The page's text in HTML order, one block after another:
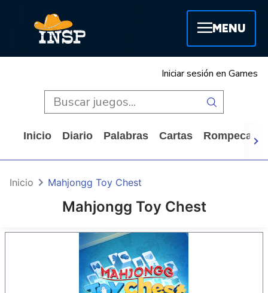
MENU
Iniciar sesión en Games
Inicio Diario Palabras Cartas
Mahjongg Toy Chest
Inicio Mahjongg Toy Chest